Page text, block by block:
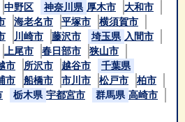
中野区 神奈川県 厚木市
大和市
海老名市 平塚市
横須賀市
川崎市 藤沢市 埼玉県 入間市
上尾市 春日部市
狭山市
市 所沢市 越谷市
千葉県
市 船橋市 市川市 松戸市
柏市
栃木県 宇都宮市 群馬県 高崎市